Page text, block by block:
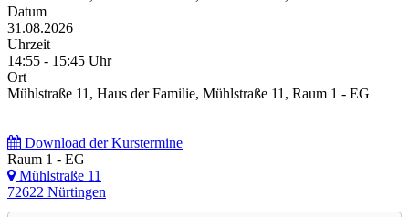
Datum
31.08.2026
Uhrzeit
14:55 - 15:45 Uhr
Ort
Mühlstraße 11, Haus der Familie, Mühlstraße 11, Raum 1 - EG
Download der Kurstermine
Raum 1 - EG
Mühlstraße 11
72622 Nürtingen